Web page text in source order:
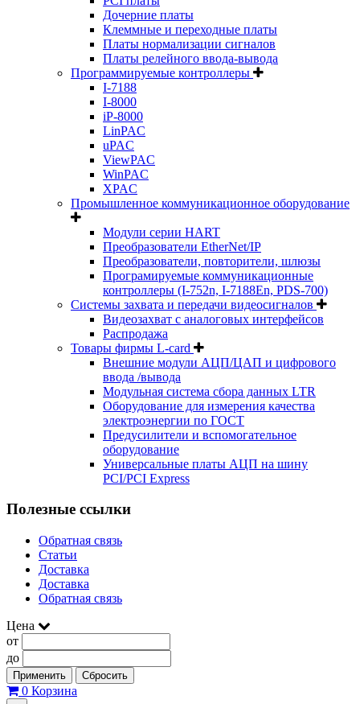
Дочерние платы
Клеммные и переходные платы
Платы нормализации сигналов
Платы релейного ввода-вывода
Программируемые контроллеры
I-7188
I-8000
iP-8000
LinPAC
uPAC
ViewPAC
WinPAC
XPAC
Промышленное коммуникационное оборудование
Модули серии HART
Преобразователи EtherNet/IP
Преобразователи, повторители, шлюзы
Програмируемые коммуникационные
контроллеры (I-752n, I-7188En, PDS-700)
Системы захвата и передачи видеосигналов
Видеозахват с аналоговых интерфейсов
Распродажа
Товары фирмы L-card
Внешние модули АЦП/ЦАП и цифрового
ввода /вывода
Модульная система сбора данных LTR
Оборудование для измерения качества
электроэнергии по ГОСТ
Предусилители и вспомогательное
оборудование
Универсальные платы АЦП на шину
PCI/PCI Express
Полезные ссылки
Обратная связь
Статьи
Доставка
Доставка
Обратная связь
Цена
от
до
Применить Сбросить
0 Корзина